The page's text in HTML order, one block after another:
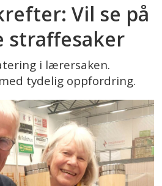
Vil se på
straffesaker
i lærersaken.
tydelig oppfordring.